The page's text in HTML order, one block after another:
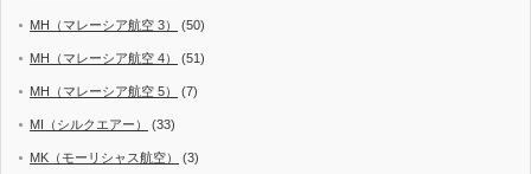
MH（マレーシア航空 3） (50)
MH（マレーシア航空 4） (51)
MH（マレーシア航空 5） (7)
MI（シルクエアー） (33)
MK（モーリシャス航空） (3)